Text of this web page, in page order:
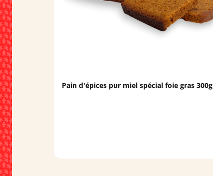
Pain d'épices pur miel spécial foie gras 300g